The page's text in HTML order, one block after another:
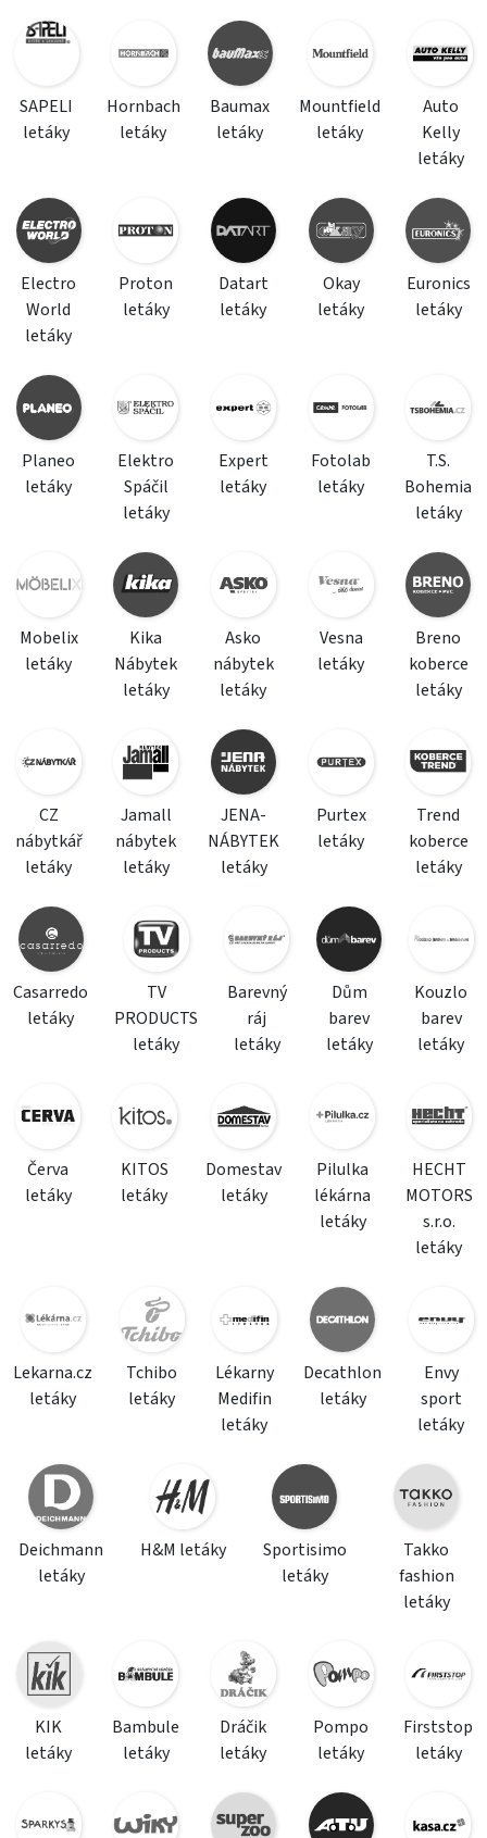
SAPELI
letáky
Hornbach
letáky
Baumax
letáky
Mountfield
letáky
Auto
Kelly
letáky
Electro
World
letáky
Proton
letáky
Datart
letáky
Okay
letáky
Euronics
letáky
Planeo
letáky
Elektro
Spáčil
letáky
Expert
letáky
Fotolab
letáky
T.S.
Bohemia
letáky
Mobelix
letáky
Kika
Nábytek
letáky
Asko
nábytek
letáky
Vesna
letáky
Breno
koberce
letáky
CZ
nábytkář
letáky
Jamall
nábytek
letáky
JENA-
NÁBYTEK
letáky
Purtex
letáky
Trend
koberce
letáky
Casarredo
letáky
TV
PRODUCTS
letáky
Barevný
ráj
letáky
Dům
barev
letáky
Kouzlo
barev
letáky
Červa
letáky
KITOS
letáky
Domestav
letáky
Pilulka
lékárna
letáky
HECHT
MOTORS
s.r.o.
letáky
Lekarna.cz
letáky
Tchibo
letáky
Lékarny
Medifin
letáky
Decathlon
letáky
Envy
sport
letáky
Deichmann
letáky
H&M letáky
Sportisimo
letáky
Takko
fashion
letáky
KIK
letáky
Bambule
letáky
Dráčik
letáky
Pompo
letáky
Firststop
letáky